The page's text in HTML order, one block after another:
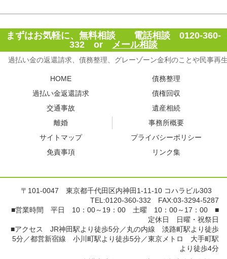
まずはお気軽に、無料相談 電話相談 0120-360-
332 or
メール相談
過払い金の返還請求、債務整理、グレーゾーン金利のことや民事
HOME
債務整理
過払い金返還請求
債権回収
交通事故
遺産相続
離婚
事務所概要
サイトマップ
プライバシーポリシー
免責事項
リンク集
〒101-0047 東京都千代田区内神田1-11-10 コハラビル303
TEL:0120-360-332 FAX:03-3294-5287
■営業時間 平日 10：00～19：00 土曜 10：00～17：00 ■
定休日 日曜・祝祭日
■アクセス JR神田駅より徒歩5分／丸の内線 淡路町駅より徒歩
5分／都営新宿線 小川町駅より徒歩5分／東京メトロ 大手町駅
より徒歩4分